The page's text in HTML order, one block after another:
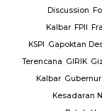
Discussion
Kalbar FPII
KSPI Gapoktan
Terencana GIRIK
Kalbar
Kesadaran